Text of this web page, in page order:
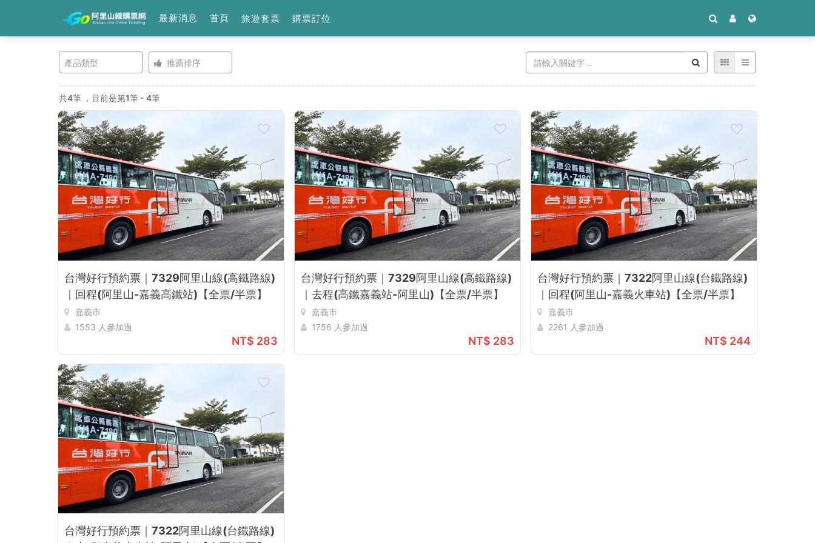
最新消息 首頁 旅遊套票 購票訂位
產品類型 推薦排序
共4筆 ，目前是第1筆 - 4筆
台灣好行預約票｜7329阿里山線(高鐵路線)
｜回程(阿里山-嘉義高鐵站)【全票/半票】
嘉義市
1553 人參加過
NT$ 283
台灣好行預約票｜7329阿里山線(高鐵路線)
｜去程(高鐵嘉義站-阿里山)【全票/半票】
嘉義市
1756 人參加過
NT$ 283
台灣好行預約票｜7322阿里山線(台鐵路線)
｜回程(阿里山-嘉義火車站)【全票/半票】
嘉義市
2261 人參加過
NT$ 244
台灣好行預約票｜7322阿里山線(台鐵路線)